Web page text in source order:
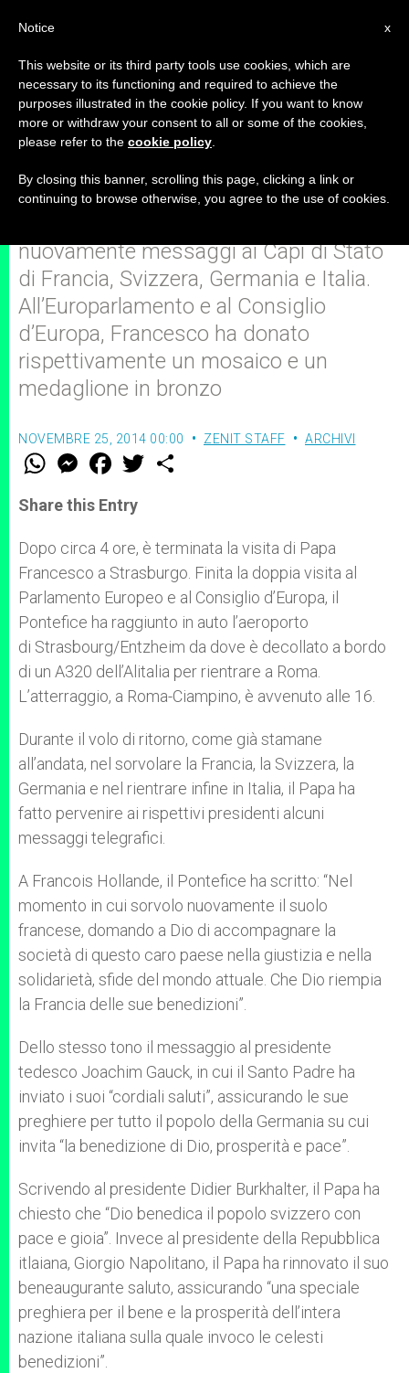
Il Papa è ritornato a Roma da
Strasburgo
nuovamente messaggi ai Capi di Stato
di Francia, Svizzera, Germania e Italia.
All’Europarlamento e al Consiglio
d’Europa, Francesco ha donato
rispettivamente un mosaico e un
medaglione in bronzo
NOVEMBRE 25, 2014 00:00 ZENIT STAFF ARCHIVI
W
t
s
p
p
M
e
s
e
g
e
r
F
a
e
b
o
k
w
r
Share this Entry
Dopo circa 4 ore, è terminata la visita di Papa
Francesco a Strasburgo. Finita la doppia visita al
Parlamento Europeo e al Consiglio d’Europa, il
Pontefice ha raggiunto in auto l’aeroporto
di Strasbourg/Entzheim da dove è decollato a bordo
di un A320 dell’Alitalia per rientrare a Roma.
L’atterraggio, a Roma-Ciampino, è avvenuto alle 16.
Durante il volo di ritorno, come già stamane
all’andata, nel sorvolare la Francia, la Svizzera, la
Germania e nel rientrare infine in Italia, il Papa ha
fatto pervenire ai rispettivi presidenti alcuni
messaggi telegrafici.
A Francois Hollande, il Pontefice ha scritto: “Nel
momento in cui sorvolo nuovamente il suolo
francese, domando a Dio di accompagnare la
società di questo caro paese nella giustizia e nella
solidarietà, sfide del mondo attuale. Che Dio riempia
la Francia delle sue benedizioni”.
Dello stesso tono il messaggio al presidente
tedesco Joachim Gauck, in cui il Santo Padre ha
inviato i suoi “cordiali saluti”, assicurando le sue
preghiere per tutto il popolo della Germania su cui
invita “la benedizione di Dio, prosperità e pace”.
Scrivendo al presidente Didier Burkhalter, il Papa ha
chiesto che “Dio benedica il popolo svizzero con
pace e gioia”. Invece al presidente della Repubblica
itlaiana, Giorgio Napolitano, il Papa ha rinnovato il suo
beneaugurante saluto, assicurando “una speciale
preghiera per il bene e la prosperità dell’intera
nazione italiana sulla quale invoco le celesti
benedizioni”.
x
Notice
This website or its third party tools use cookies, which are
necessary to its functioning and required to achieve the
purposes illustrated in the cookie policy. If you want to know
more or withdraw your consent to all or some of the cookies,
please refer to the cookie policy
By closing this banner, scrolling this page, clicking a link or
continuing to browse otherwise, you agree to the use of cookies.